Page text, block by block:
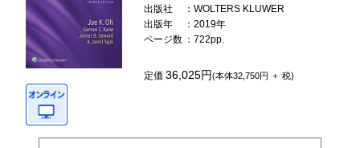
出版社
：WOLTERS KLUWER
出版年
：2019年
ページ数 ：722pp.
定価36,025円(本体32,750円 ＋ 税)